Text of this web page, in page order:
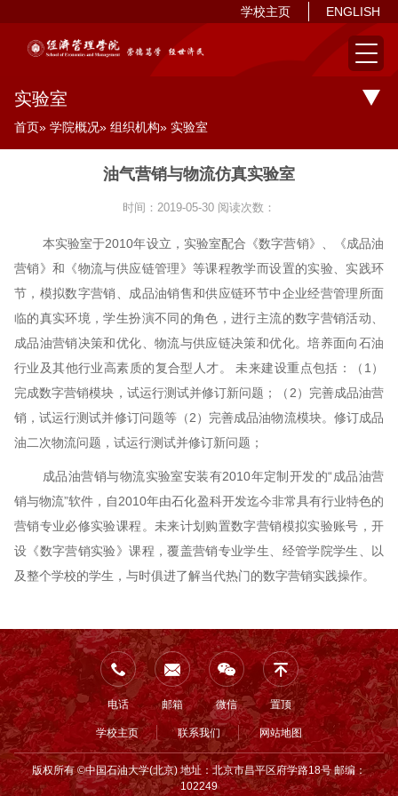
ENGLISH
学校主页
实验室
首页» 学院概况» 组织机构» 实验室
油气营销与物流仿真实验室
时间：2019-05-30 阅读次数：
本实验室于2010年设立，实验室配合《数字营销》、《成品油
营销》和《物流与供应链管理》等课程教学而设置的实验、实践环
节，模拟数字营销、成品油销售和供应链环节中企业经营管理所面
临的真实环境，学生扮演不同的角色，进行主流的数字营销活动、
成品油营销决策和优化、物流与供应链决策和优化。培养面向石油
行业及其他行业高素质的复合型人才。 未来建设重点包括：（1）
完成数字营销模块，试运行测试并修订新问题；（2）完善成品油营
销，试运行测试并修订问题等（2）完善成品油物流模块。修订成品
油二次物流问题，试运行测试并修订新问题；
成品油营销与物流实验室安装有2010年定制开发的“成品油营
销与物流”软件，自2010年由石化盈科开发迄今非常具有行业特色的
营销专业必修实验课程。未来计划购置数字营销模拟实验账号，开
设《数字营销实验》课程，覆盖营销专业学生、经管学院学生、以
及整个学校的学生，与时俱进了解当代热门的数字营销实践操作。
电话 邮箱 微信 置顶
学校主页 联系我们 网站地图
版权所有 ©中国石油大学(北京) 地址：北京市昌平区府学路18号 邮编：
102249